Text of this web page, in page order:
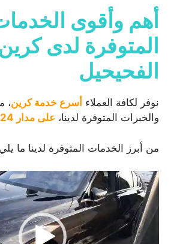
أهم وأقوى
المتوفرة لدى
الفحيحيل
نوفر لكافة العملاء أسرع خدمة كرين،
والخبرات المتوفرة لدينا، على مدار 24 ساعة يومياً
من أبرز الخدمات المتوفرة لدينا ما
مشغل
الفيديو